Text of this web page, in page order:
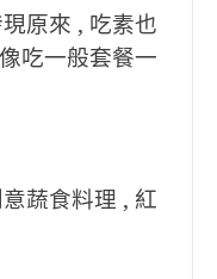
原來 , 吃素也
吃一般套餐一
蔬食料理 , 紅